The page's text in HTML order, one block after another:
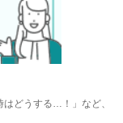
はどうする…！」など、